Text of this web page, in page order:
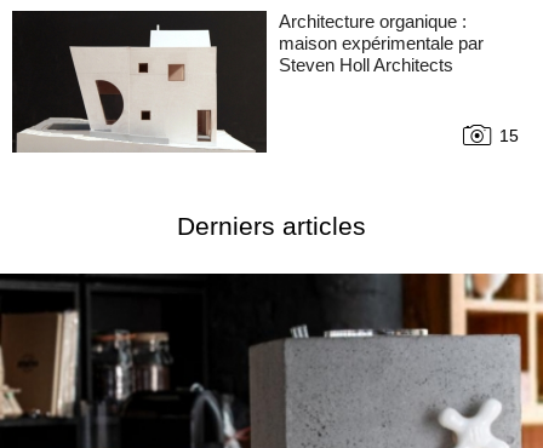
Architecture organique :
maison expérimentale par
Steven Holl Architects
15
Derniers articles